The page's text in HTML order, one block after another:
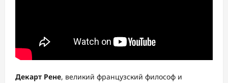
Декарт Рене, великий французский философ и